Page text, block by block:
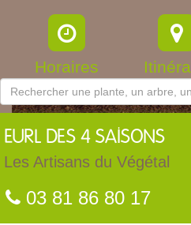
Horaires
EURL DES 4 SAISONS
Les Artisans du Végétal
03 81 86 80 17